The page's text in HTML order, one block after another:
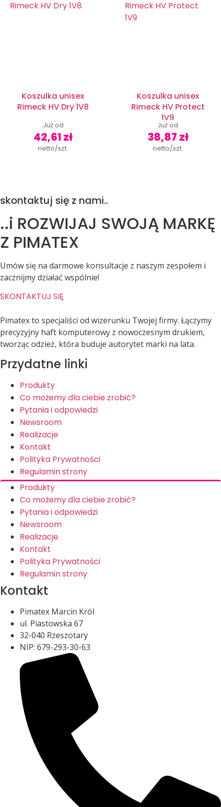
Koszulka unisex
Rimeck HV Dry 1V8
Już od
42,61 zł
netto/szt.
Koszulka unisex
Rimeck HV Protect
1V9
Już od
38,87 zł
netto/szt.
skontaktuj się z nami..
..i ROZWIJAJ SWOJĄ MARKĘ
Z PIMATEX
Umów się na darmowe konsultacje z naszym zespołem i
zacznijmy działać wspólnie!
SKONTAKTUJ SIĘ
Pimatex to specjaliści od wizerunku Twojej firmy. Łączymy
precyzyjny haft komputerowy z nowoczesnym drukiem,
tworząc odzież, która buduje autorytet marki na lata.
Przydatne linki
Produkty
Co możemy dla ciebie zrobić?
Pytania i odpowiedzi
Newsroom
Realizacje
Kontakt
Polityka Prywatności
Regulamin strony
Produkty
Co możemy dla ciebie zrobić?
Pytania i odpowiedzi
Newsroom
Realizacje
Kontakt
Polityka Prywatności
Regulamin strony
Kontakt
Pimatex Marcin Król
ul. Piastowska 67
32-040 Rzeszotary
NIP: 679-293-30-63